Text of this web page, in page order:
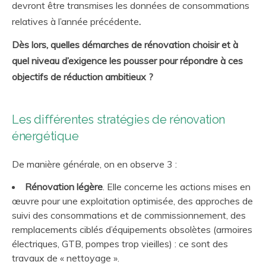
devront être transmises les données de consommations
relatives à l’année précédente.
Dès lors, quelles démarches de rénovation choisir et à
quel niveau d’exigence les pousser pour répondre à ces
objectifs de réduction ambitieux ?
Les différentes stratégies de rénovation
énergétique
De manière générale, on en observe 3 :
Rénovation légère . Elle concerne les actions mises en
œuvre pour une exploitation optimisée, des approches de
suivi des consommations et de commissionnement, des
remplacements ciblés d’équipements obsolètes (armoires
électriques, GTB, pompes trop vieilles) : ce sont des
travaux de « nettoyage ».